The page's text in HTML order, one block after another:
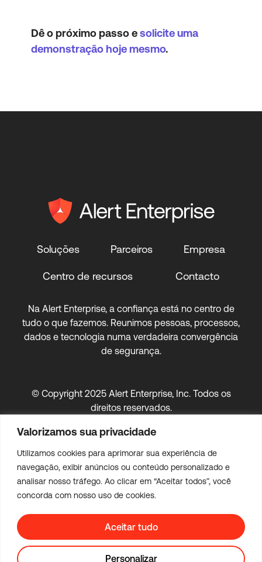
Valorizamos sua privacidade
Utilizamos cookies para aprimorar sua experiência de
navegação, exibir anúncios ou conteúdo personalizado e
analisar nosso tráfego. Ao clicar em “Aceitar todos”, você
concorda com nosso uso de cookies.
Personalizar
Aceitar tudo
Dê o próximo passo esolicite uma
demonstração hoje mesmo.
Soluções Parceiros Empresa
Centro de recursos Contacto
Na Alert Enterprise, a confiança está no centro de
tudo o que fazemos. Reunimos pessoas, processos,
dados e tecnologia numa verdadeira convergência
de segurança.
© Copyright 2025 Alert Enterprise, Inc. Todos os
direitos reservados.